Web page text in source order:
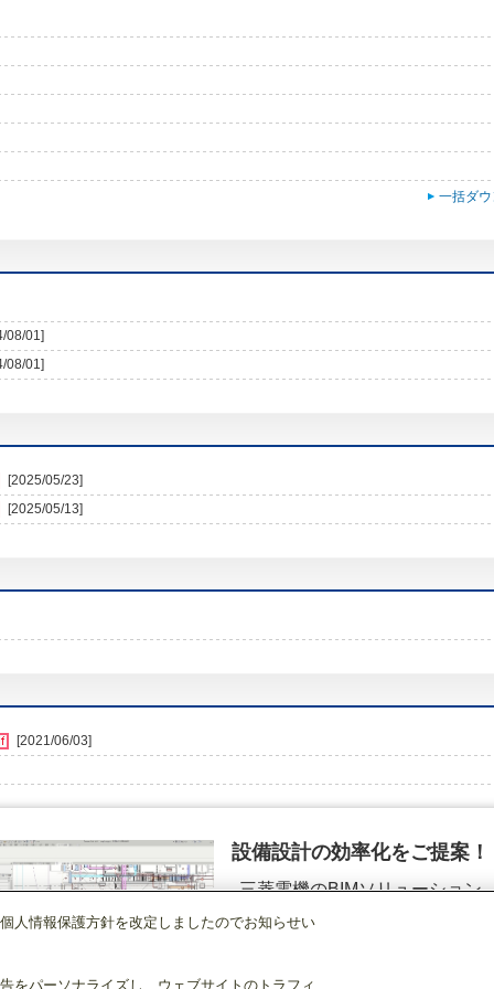
一括ダ
08/01]
08/01]
[2025/05/23]
[2025/05/13]
[2021/06/03]
設備設計の効率化をご提案！
三菱電機のBIMソリューション
（空調.換気.照明）
人情報保護方針を改定しましたのでお知らせい
をパーソナライズし、ウェブサイトのトラフィ